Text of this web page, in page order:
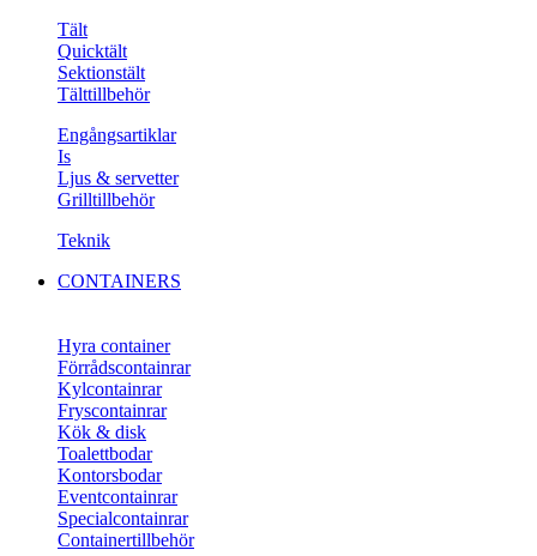
Tält
Quicktält
Sektionstält
Tälttillbehör
Engångsartiklar
Is
Ljus & servetter
Grilltillbehör
Teknik
CONTAINERS
Hyra container
Förrådscontainrar
Kylcontainrar
Fryscontainrar
Kök & disk
Toalettbodar
Kontorsbodar
Eventcontainrar
Specialcontainrar
Containertillbehör